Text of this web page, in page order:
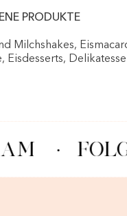
PRODUKTE
Milchshakes,
Eisdesserts,
·